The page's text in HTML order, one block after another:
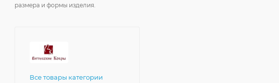
размера и формы изделия.
Все товары категории